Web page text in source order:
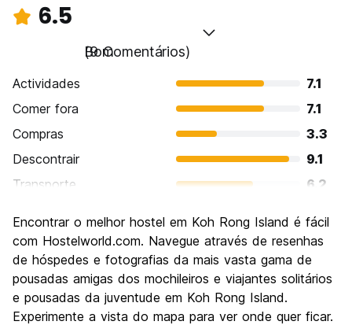
6.5
Bom
(9 Comentários)
Actividades
7.1
Comer fora
7.1
Compras
3.3
Descontrair
9.1
Transporte
6.2
Cultura
5.8
Festas / vida noturna
7.1
Custo-beneficio
7.3
Encontrar o melhor hostel em Koh Rong Island é fácil
com Hostelworld.com. Navegue através de resenhas
de hóspedes e fotografias da mais vasta gama de
pousadas amigas dos mochileiros e viajantes solitários
e pousadas da juventude em Koh Rong Island.
Experimente a vista do mapa para ver onde quer ficar.